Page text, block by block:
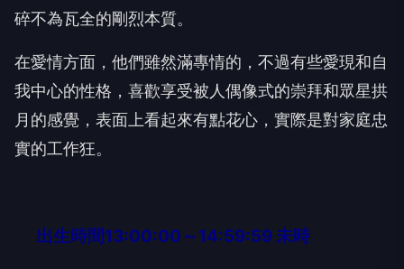
碎不為瓦全的剛烈本質。
在愛情方面，他們雖然滿專情的，不過有些愛現和自
我中心的性格，喜歡享受被人偶像式的崇拜和眾星拱
月的感覺，表面上看起來有點花心，實際是對家庭忠
實的工作狂。
出生時間13:00:00～14:59:59 未時